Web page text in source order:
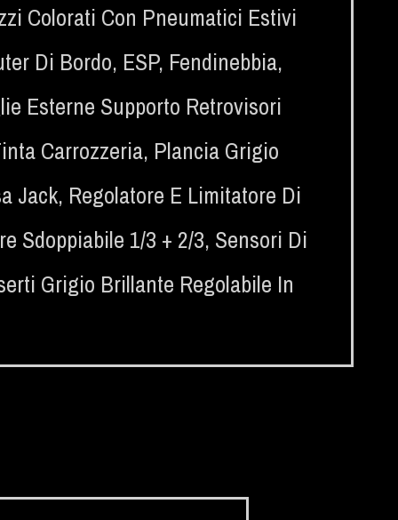
Colorati Con Pneumatici Estivi
Di Bordo, ESP, Fendinebbia,
Esterne Supporto Retrovisori
Carrozzeria, Plancia Grigio
Jack, Regolatore E Limitatore Di
Sdoppiabile 1/3 + 2/3, Sensori Di
Grigio Brillante Regolabile In